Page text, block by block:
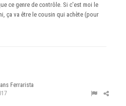
ce genre de contrôle. Si c'est moi le
ça va être le cousin qui achète (pour
Ferrarista